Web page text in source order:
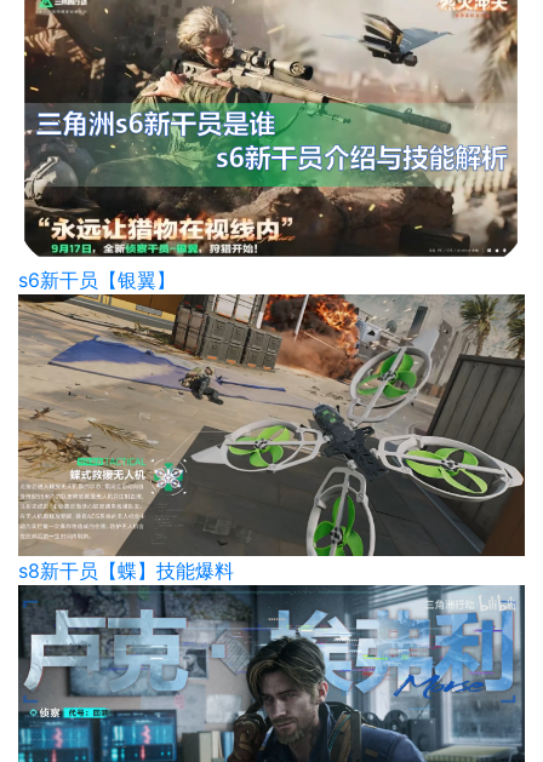
s6新干员【银翼】
s8新干员【蝶】技能爆料